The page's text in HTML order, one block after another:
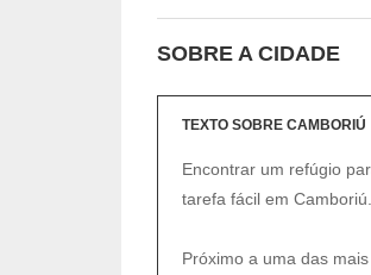
SOBRE A CIDADE
TEXTO SOBRE CAMBORIÚ
Encontrar um refúgio
tarefa fácil em Camboriú.
Próximo a uma das